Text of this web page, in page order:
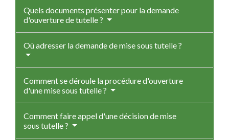
Quels documents présenter pour la demande
d'ouverture de tutelle ?
Où adresser la demande de mise sous tutelle ?
Comment se déroule la procédure d'ouverture
d'une mise sous tutelle ?
Comment faire appel d'une décision de mise
sous tutelle ?